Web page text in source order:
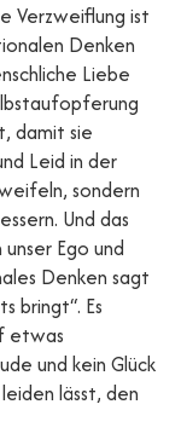
Verzweiflung ist
Denken
Liebe
damit sie
Leid in der
sondern
Und das
Ego und
Denken sagt
bringt“. Es
etwas
und kein Glück
lässt, den